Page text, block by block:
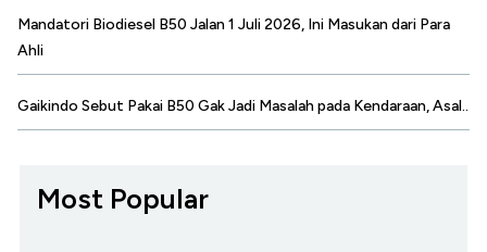
Mandatori Biodiesel B50 Jalan 1 Juli 2026, Ini Masukan dari Para
Ahli
Gaikindo Sebut Pakai B50 Gak Jadi Masalah pada Kendaraan, Asal..
Most Popular